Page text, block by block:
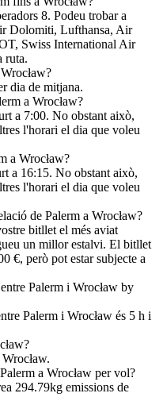
8. Podeu trobar a
Dolomiti, Lufthansa, Air
Swiss International Air
ruta.
dia de mitjana.
a Wrocław?
a 7:00. No obstant això,
l'horari el dia que voleu
a Wrocław?
a 16:15. No obstant això,
l'horari el dia que voleu
de Palerm a Wrocław?
bitllet el més aviat
un millor estalvi. El bitllet
€, però pot estar subjecte a
Palerm i Wrocław by
Palerm i Wrocław és 5 h i
a Wrocław per vol?
294.79kg emissions de